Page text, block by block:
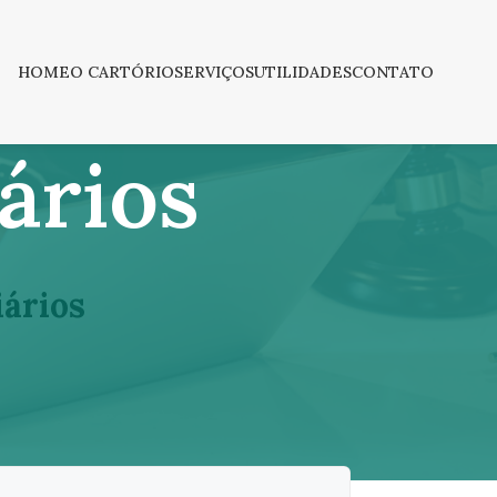
HOMEO CARTÓRIOSERVIÇOSUTILIDADESCONTATO